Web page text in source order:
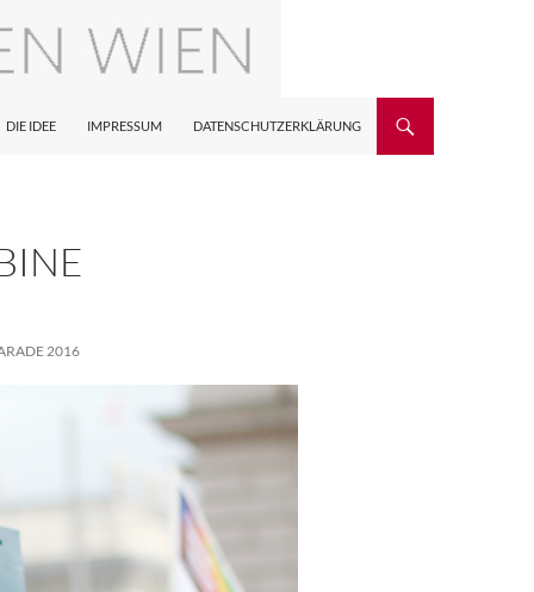
DIE IDEE IMPRESSUM DATENSCHUTZERKLÄRUNG
2016